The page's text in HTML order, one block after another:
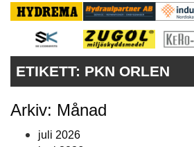
KONTAKT
VÅRA ANDRA MAGASIN
PRENUMERERA
ANNONSERA
ETIKETT: PKN ORLEN
Arkiv: Månad
juli 2026